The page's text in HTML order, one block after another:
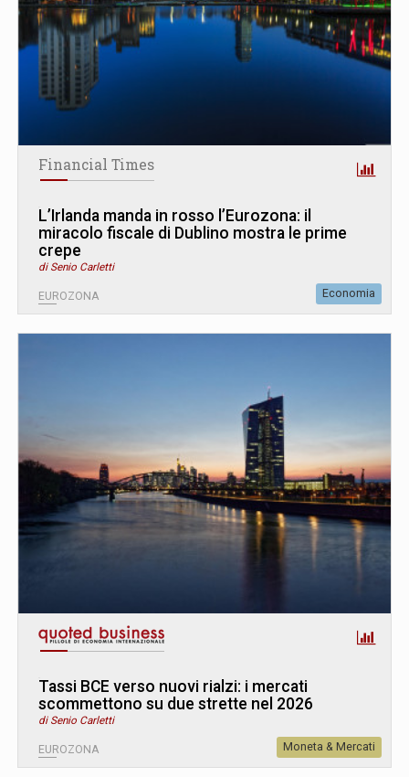
Financial Times
L’Irlanda manda in rosso l’Eurozona: il
miracolo fiscale di Dublino mostra le prime
crepe
di Senio Carletti
EUROZONA Economia
Tassi BCE verso nuovi rialzi: i mercati
scommettono su due strette nel 2026
di Senio Carletti
EUROZONA Moneta & Mercati